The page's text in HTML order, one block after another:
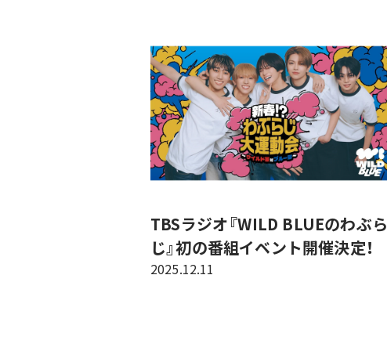
TBSラジオ『WILD BLUEのわぶら
じ』初の番組イベント開催決定！
2025.12.11